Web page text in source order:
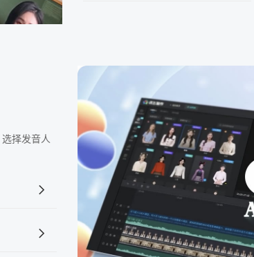
择发音人